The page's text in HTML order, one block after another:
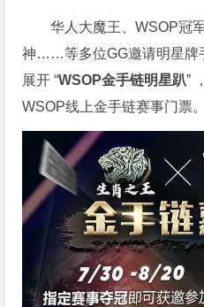
华人大魔王、WSOP冠
神……等多位GG邀请明星牌
展开 “WSOP金手链明星趴”
WSOP线上金手链赛事门票。